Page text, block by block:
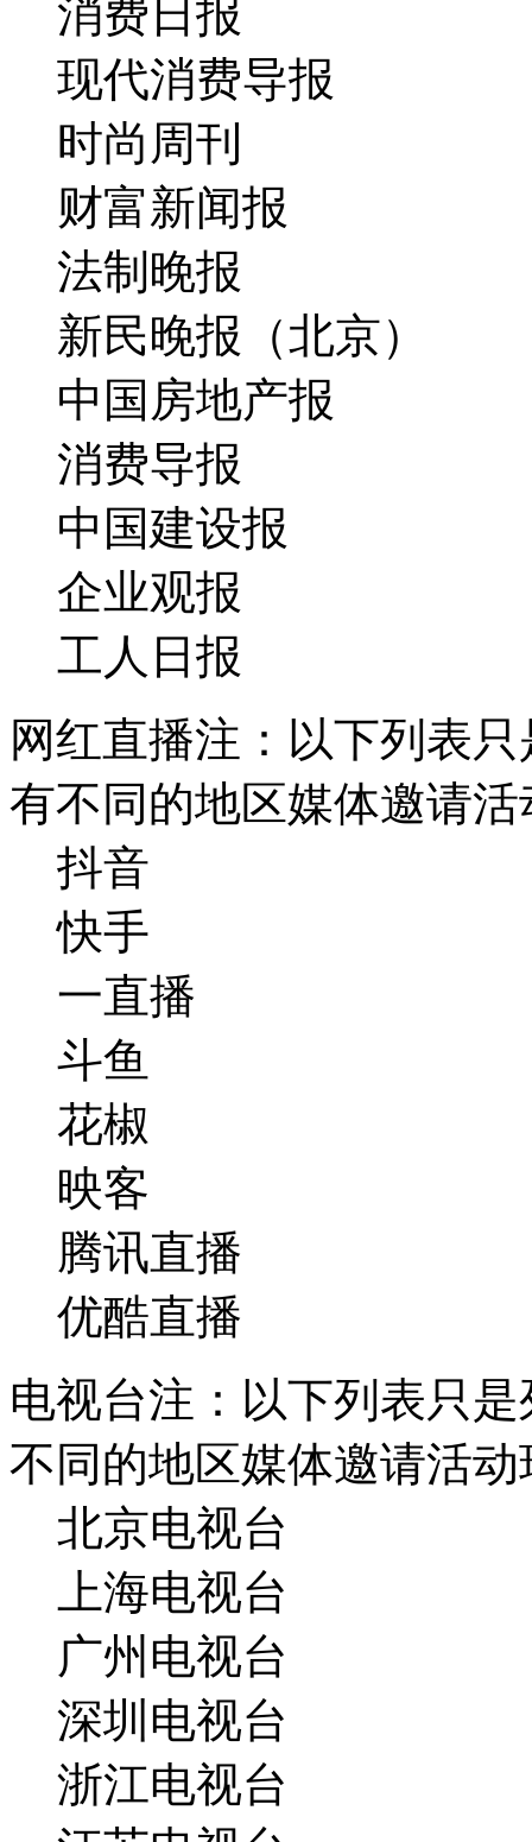
消费日报
现代消费导报
时尚周刊
财富新闻报
法制晚报
新民晚报（北京）
中国房地产报
消费导报
中国建设报
企业观报
工人日报
网红直播注：以下列表
有不同的地区媒体邀请
抖音
快手
一直播
斗鱼
花椒
映客
腾讯直播
优酷直播
电视台注：以下列表只
不同的地区媒体邀请活
北京电视台
上海电视台
广州电视台
深圳电视台
浙江电视台